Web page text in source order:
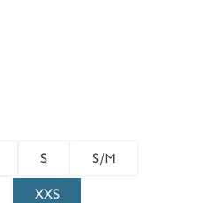
S S/M
XXS